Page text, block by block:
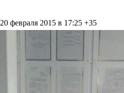
20 февраля 2015 в 17:25 +35